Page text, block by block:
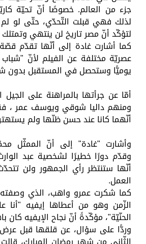
جزء من العالم. خصوصًا أنّ تحيّة
لذلك فهي قبلت التّحدّي، حتّى لو
لتؤكّد أنّ مصر تاريخ لن ينتهي
كما أشارت غادة إلى أنّها تقدّم
عصريّة مختلفة عن الفيلم لأنّ
يوميًّا وستحصل في المستقبل بدون
أمّا عن جرأتها بالمراهنة على الجيل
ومنهم داليا شوقي ويوسف عمر ،
أنّهما كانا عند حسن ظنّها ولم
وأشارت "غادة" إلى أنّ الممثّل
وقدّم دورًا خطيرًا لشخصية عبد
أنّها ستنتظر رأي الجمهور ولن
العمل.
كما شكرت عمرو واهب، الذي وصفته
الزّمن وهو من أعطاها إيفيه "أنا
الحنّيّة"، مؤكّدةً أنّ نجاح الإيفيه كان
وردًّا على سؤال، عن قلقها قبل